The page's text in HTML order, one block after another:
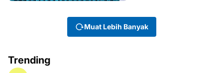
Muat Lebih Banyak
Trending